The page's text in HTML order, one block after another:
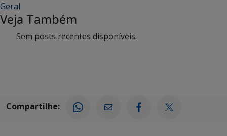
Geral
Veja Também
Sem posts recentes disponíveis.
Compartilhe: